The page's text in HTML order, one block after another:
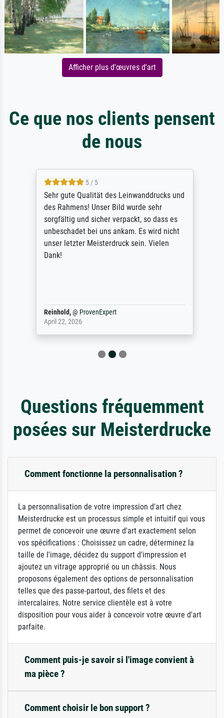
Afficher plus d'œuvres d'art
Ce que nos clients pensent
de nous
5 / 5
Sehr gute Qualität des Leinwanddrucks und
des Rahmens! Unser Bild wurde sehr
sorgfältig und sicher verpackt, so dass es
unbeschadet bei uns ankam. Es wird nicht
unser letzter Meisterdruck sein. Vielen
Dank!
Reinhold,@ProvenExpert
April 22, 2026
Questions fréquemment
posées sur Meisterdrucke
Comment fonctionne la personnalisation ?
La personnalisation de votre impression d'art chez
Meisterdrucke est un processus simple et intuitif qui vous
permet de concevoir une œuvre d'art exactement selon
vos spécifications : Choisissez un cadre, déterminez la
taille de l'image, décidez du support d'impression et
ajoutez un vitrage approprié ou un châssis. Nous
proposons également des options de personnalisation
telles que des passe-partout, des filets et des
intercalaires. Notre service clientèle est à votre
disposition pour vous aider à concevoir votre œuvre d'art
parfaite.
Comment puis-je savoir si l'image convient à
ma pièce ?
Comment choisir le bon support ?